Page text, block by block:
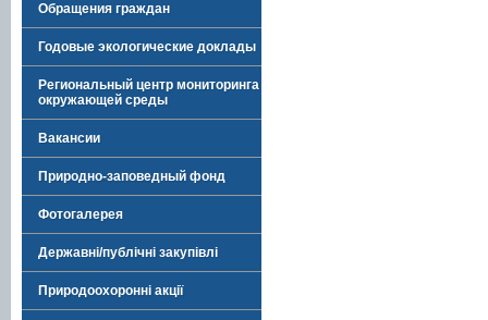
Обращения граждан
Годовые экологические доклады
Региональный центр мониторинга
окружающей среды
Вакансии
Природно-заповедный фонд
Фотогалерея
Державні/публічні закупівлі
Природоохоронні акції